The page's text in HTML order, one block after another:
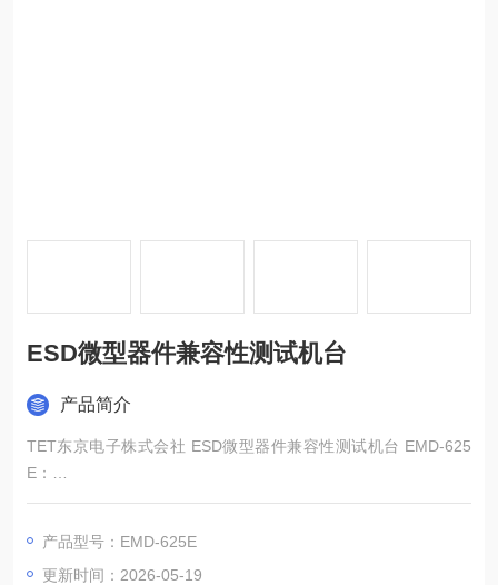
ESD微型器件兼容性测试机台
产品简介
TET东京电子株式会社 ESD微型器件兼容性测试机台 EMD-625
E：
本测试设备兼容被测器件的各种尺寸，特别是可以支持极小间距
动测试，在施加静电后，可支持DC测试。
产品型号：EMD-625E
更新时间：2026-05-19